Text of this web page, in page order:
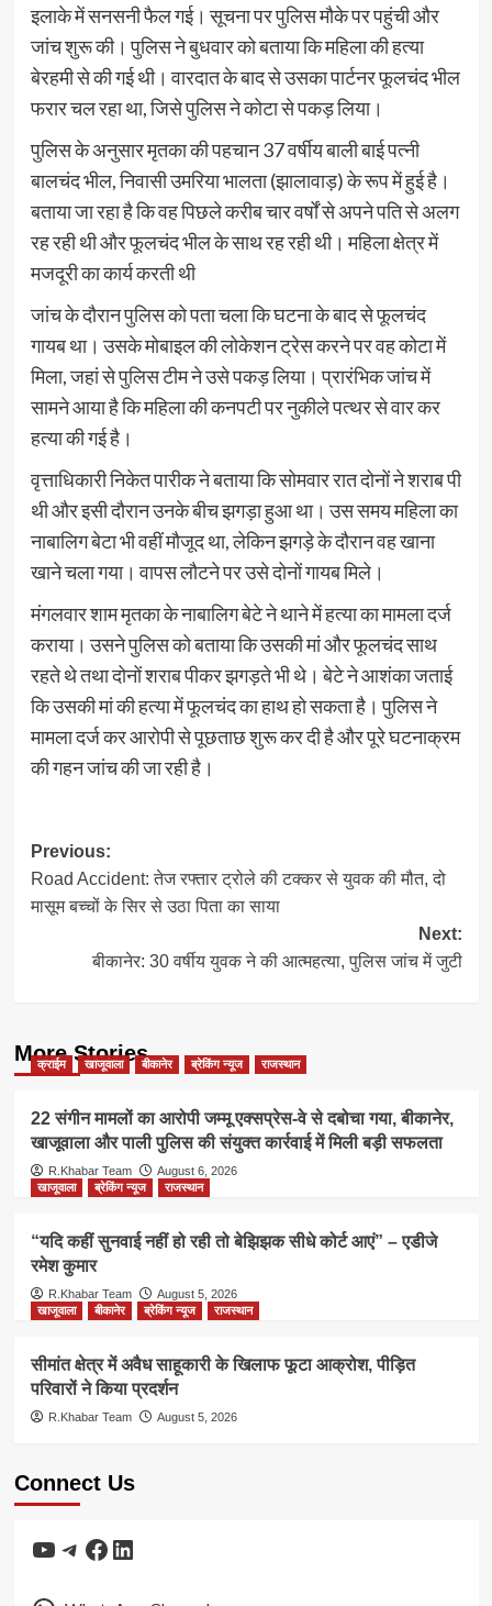
इलाके में सनसनी फैल गई। सूचना पर पुलिस मौके पर पहुंची और
जांच शुरू की। पुलिस ने बुधवार को बताया कि महिला की हत्या
बेरहमी से की गई थी। वारदात के बाद से उसका पार्टनर फूलचंद भील
फरार चल रहा था, जिसे पुलिस ने कोटा से पकड़ लिया।
पुलिस के अनुसार मृतका की पहचान 37 वर्षीय बाली बाई पत्नी
बालचंद भील, निवासी उमरिया भालता (झालावाड़) के रूप में हुई है।
बताया जा रहा है कि वह पिछले करीब चार वर्षों से अपने पति से अलग
रह रही थी और फूलचंद भील के साथ रह रही थी। महिला क्षेत्र में
मजदूरी का कार्य करती थी
जांच के दौरान पुलिस को पता चला कि घटना के बाद से फूलचंद
गायब था। उसके मोबाइल की लोकेशन ट्रेस करने पर वह कोटा में
मिला, जहां से पुलिस टीम ने उसे पकड़ लिया। प्रारंभिक जांच में
सामने आया है कि महिला की कनपटी पर नुकीले पत्थर से वार कर
हत्या की गई है।
वृत्ताधिकारी निकेत पारीक ने बताया कि सोमवार रात दोनों ने शराब पी
थी और इसी दौरान उनके बीच झगड़ा हुआ था। उस समय महिला का
नाबालिग बेटा भी वहीं मौजूद था, लेकिन झगड़े के दौरान वह खाना
खाने चला गया। वापस लौटने पर उसे दोनों गायब मिले।
मंगलवार शाम मृतका के नाबालिग बेटे ने थाने में हत्या का मामला दर्ज
कराया। उसने पुलिस को बताया कि उसकी मां और फूलचंद साथ
रहते थे तथा दोनों शराब पीकर झगड़ते भी थे। बेटे ने आशंका जताई
कि उसकी मां की हत्या में फूलचंद का हाथ हो सकता है। पुलिस ने
मामला दर्ज कर आरोपी से पूछताछ शुरू कर दी है और पूरे घटनाक्रम
की गहन जांच की जा रही है।
Post
navigation
Previous:
Road Accident: तेज रफ्तार ट्रोले की टक्कर से युवक की मौत, दो
मासूम बच्चों के सिर से उठा पिता का साया
Next:
बीकानेर: 30 वर्षीय युवक ने की आत्महत्या, पुलिस जांच में जुटी
More Stories
क्राईम खाजूवाला बीकानेर ब्रेकिंग न्यूज राजस्थान
22 संगीन मामलों का आरोपी जम्मू एक्सप्रेस-वे से दबोचा गया, बीकानेर,
खाजूवाला और पाली पुलिस की संयुक्त कार्रवाई में मिली बड़ी सफलता
R.Khabar Team
August 6, 2026
खाजूवाला
ब्रेकिंग न्यूज राजस्थान
“यदि कहीं सुनवाई नहीं हो रही तो बेझिझक सीधे कोर्ट आएं” – एडीजे
रमेश कुमार
R.Khabar Team
August 5, 2026
खाजूवाला
बीकानेर ब्रेकिंग न्यूज राजस्थान
सीमांत क्षेत्र में अवैध साहूकारी के खिलाफ फूटा आक्रोश, पीड़ित
परिवारों ने किया प्रदर्शन
R.Khabar Team August 5, 2026
Connect Us
YouTube
Telegram
Facebook
LinkedIn